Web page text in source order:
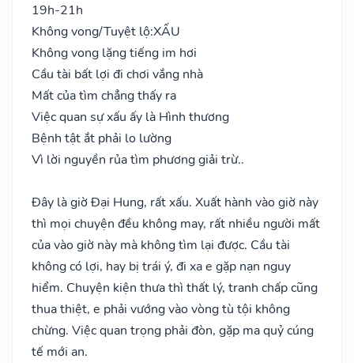
19h-21h
Không vong/Tuyệt lộ:XẤU
Không vong lặng tiếng im hơi
Cầu tài bất lợi đi chơi vắng nhà
Mất của tìm chẳng thấy ra
Việc quan sự xấu ấy là Hình thương
Bệnh tật ắt phải lo lường
Vì lời nguyền rủa tìm phương giải trừ..
Đây là giờ Đại Hung, rất xấu. Xuất hành vào giờ này
thì mọi chuyện đều không may, rất nhiều người mất
của vào giờ này mà không tìm lại được. Cầu tài
không có lợi, hay bị trái ý, đi xa e gặp nạn nguy
hiểm. Chuyện kiện thưa thì thất lý, tranh chấp cũng
thua thiệt, e phải vướng vào vòng tù tội không
chừng. Việc quan trọng phải đòn, gặp ma quỷ cúng
tế mới an.